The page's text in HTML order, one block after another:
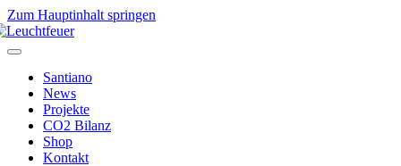
Zum Hauptinhalt springen
Santiano
News
Projekte
CO2 Bilanz
Shop
Kontakt